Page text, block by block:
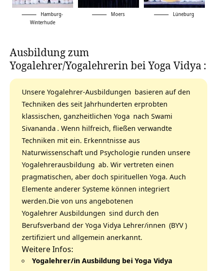
Hamburg-
Winterhude
Moers Lüneburg
Ausbildung zum
Yogalehrer/Yogalehrerin bei Yoga Vidya :
Unsere Yogalehrer-Ausbildungen basieren auf den
Techniken des seit Jahrhunderten erprobten
klassischen, ganzheitlichen Yoga nach Swami
Sivananda . Wenn hilfreich, fließen verwandte
Techniken mit ein. Erkenntnisse aus
Naturwissenschaft und Psychologie runden unsere
Yogalehrerausbildung ab. Wir vertreten einen
pragmatischen, aber doch spirituellen Yoga. Auch
Elemente anderer Systeme können integriert
werden.Die von uns angebotenen
Yogalehrer Ausbildungen sind durch den
Berufsverband der Yoga Vidya Lehrer/innen (BYV)
zertifiziert und allgemein anerkannt.
Weitere Infos:
Yogalehrer/in Ausbildung bei Yoga Vidya